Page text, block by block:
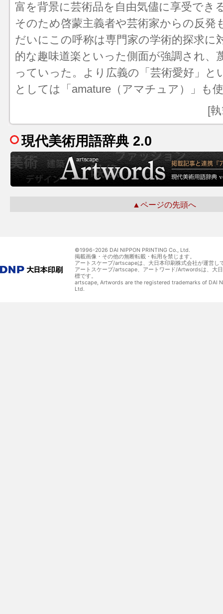
富を背景に芸術品を自由気儘に享受でき
そのため啓蒙主義者や芸術家からの反発
だいにこの呼称は専門家の学術的探求に
的な趣味道楽といった側面が強調され、
っていった。より広義の「芸術愛好」と
としては「amature（アマチュア）」も
[
現代美術用語辞典 2.0
▲ページの先頭へ
©1996-2026 DAI NIPPON PRINTING Co., Ltd.
掲載画像・その他の無断転載・転用を禁じます。
アートスケープ/artscapeは、大日本印刷株式会社が運営し
アートスケープ/artscape、アートワード/Artwordsは、大
標です。
artscape, Artwords are the registered trademarks of DAI
Ltd.